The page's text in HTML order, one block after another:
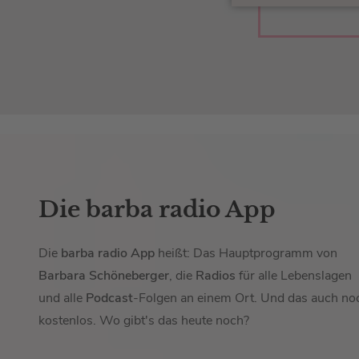
Die barba radio App
Die barba radio App heißt: Das Hauptprogramm von
Barbara Schöneberger, die Radios für alle Lebenslagen
und alle Podcast-Folgen an einem Ort. Und das auch
kostenlos. Wo gibt's das heute noch?